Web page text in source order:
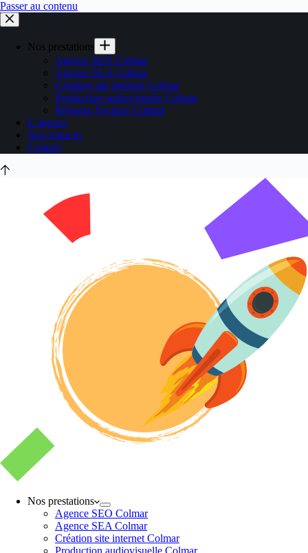
Passer au contenu
Nos prestations
Agence SEO Colmar
Agence SEA Colmar
Création site internet Colmar
Production audiovisuelle Colmar
Réseaux Sociaux Colmar
L’agence
Nos Astuces
Contact
Nos prestations
Agence SEO Colmar
Agence SEA Colmar
Création site internet Colmar
Production audiovisuelle Colmar